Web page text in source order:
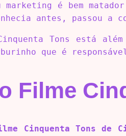
marketing é bem
antes, passou a
Cinquenta Tons está
que é
Filme
Cinquenta Tons de